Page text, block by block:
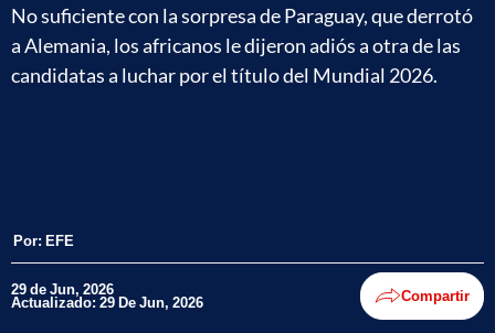
No suficiente con la sorpresa de Paraguay, que derrotó
a Alemania, los africanos le dijeron adiós a otra de las
candidatas a luchar por el título del Mundial 2026.
Por: EFE
29 de Jun, 2026
Actualizado: 29 De Jun, 2026 Compartir